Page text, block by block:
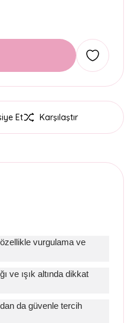
Et Karşılaştır
vurgulama ve
ve ışık altında dikkat
da güvenle tercih